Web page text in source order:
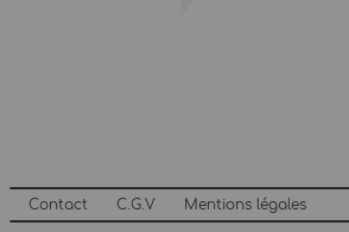
Contact C.G.V Mentions légales